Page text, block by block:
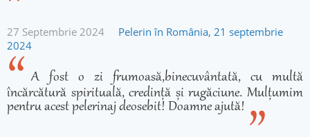
27 Septembrie 2024
Pelerin în România, 21 septembrie
2024
A fost o zi frumoasă,binecuvântată, cu multă
încărcătură spirituală, credință și rugăciune. Mulțumim
pentru acest pelerinaj deosebit! Doamne ajută!